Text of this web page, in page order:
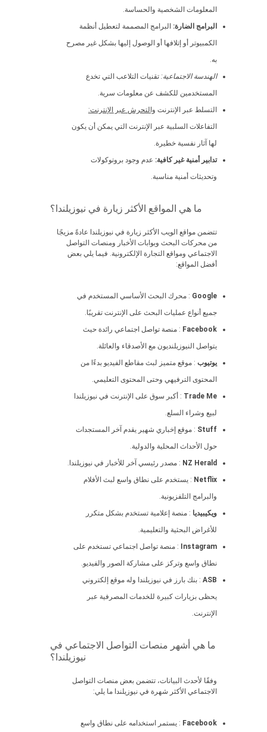
المعلومات الشخصية والحساسة.
البرامج الضارة: البرامج المصممة لتعطيل أنظمة
الكمبيوتر أو إتلافها أو الوصول إليها بشكل غير مصرح
به.
الهندسة الاجتماعية: تقنيات التلاعب التي تخدع
المستخدمين للكشف عن معلومات سرية.
التسلط عبر الإنترنت والتحرش عبر الإنترنت:
التفاعلات السلبية عبر الإنترنت التي يمكن أن يكون
لها آثار نفسية خطيرة.
تدابير أمنية غير كافية: عدم وجود بروتوكولات
وتحديثات أمنية مناسبة.
ما هي المواقع الأكثر زيارة في نيوزيلندا؟
تتضمن مواقع الويب الأكثر زيارة في نيوزيلندا عادةً مزيجًا
من محركات البحث وبوابات الأخبار ومنصات التواصل
الاجتماعي ومواقع التجارة الإلكترونية. فيما يلي بعض
أفضل المواقع:
Google : محرك البحث الأساسي المستخدم في
جميع أنواع عمليات البحث على الإنترنت تقريبًا.
Facebook : منصة تواصل اجتماعي رائدة حيث
يتواصل النيوزيلنديون مع الأصدقاء والعائلة.
يوتيوب : موقع متميز لبث مقاطع الفيديو بدءًا من
المحتوى الترفيهي وحتى المحتوى التعليمي.
Trade Me : أكبر سوق على الإنترنت في نيوزيلندا
لبيع وشراء السلع.
Stuff : موقع إخباري شهير يقدم آخر المستجدات
حول الأحداث المحلية والدولية.
NZ Herald : مصدر رئيسي آخر للأخبار في نيوزيلندا.
Netflix : يستخدم على نطاق واسع لبث الأفلام
والبرامج التلفزيونية.
ويكيبيديا : منصة إعلامية تستخدم بشكل متكرر
للأغراض البحثية والتعليمية.
Instagram
: منصة تواصل اجتماعي تستخدم على
نطاق واسع وتركز على مشاركة الصور والفيديو.
ASB : بنك بارز في نيوزيلندا وله موقع إلكتروني
يحظى بزيارات كبيرة للخدمات المصرفية عبر
الإنترنت.
ما هي أشهر منصات التواصل الاجتماعي في
نيوزيلندا؟
وفقًا لأحدث البيانات، تتضمن بعض منصات التواصل
الاجتماعي الأكثر شهرة في نيوزيلندا ما يلي:
Facebook : يستمر استخدامه على نطاق واسع